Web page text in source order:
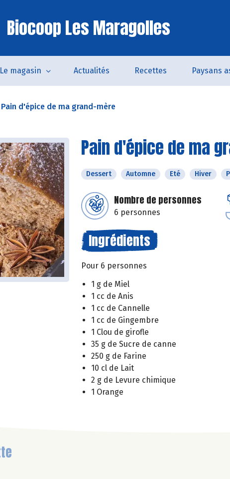
Biocoop Les Maragolles
Le magasin Actualités Recettes Paysans
Pain d'épice de ma grand-mère
Pain d'épice de ma
Dessert Automne Eté Hiver
Nombre de personnes
6 personnes
Ingrédients
Pour 6 personnes
1 g de Miel
1 cc de Anis
1 cc de Cannelle
1 cc de Gingembre
1 Clou de girofle
35 g de Sucre de canne
250 g de Farine
10 cl de Lait
2 g de Levure chimique
1 Orange